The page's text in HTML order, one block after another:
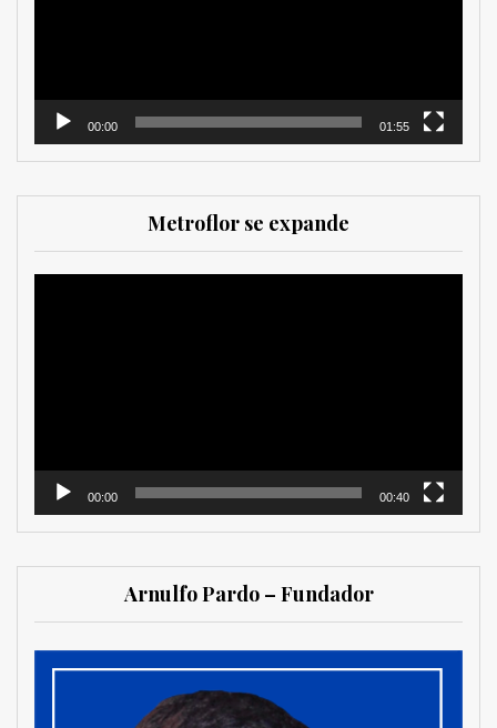
00:00 01:55
Metroflor se expande
00:00 00:40
Arnulfo Pardo – Fundador